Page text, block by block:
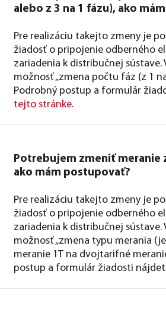
alebo z 3 na 1 fázu), ako
Pre realizáciu takejto zmeny je
žiadosť o pripojenie odberného
zariadenia k distribučnej sústave.
možnosť „zmena počtu fáz (z 1
Podrobný postup a formulár
tejto stránke.
Potrebujem zmeniť meranie
ako mám postupovať?
Pre realizáciu takejto zmeny je
žiadosť o pripojenie odberného
zariadenia k distribučnej sústave.
možnosť „zmena typu merania
meranie 1T na dvojtarifné
postup a formulár žiadosti